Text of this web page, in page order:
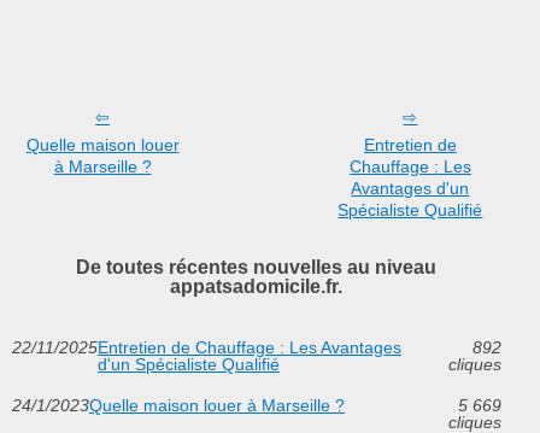
Quelle maison louer
à Marseille ?
Entretien de
Chauffage : Les
Avantages d'un
Spécialiste Qualifié
De toutes récentes nouvelles au niveau
appatsadomicile.fr.
22/11/2025Entretien de Chauffage : Les Avantages
d'un Spécialiste Qualifié
892
cliques
24/1/2023Quelle maison louer à Marseille ?
5 669
cliques